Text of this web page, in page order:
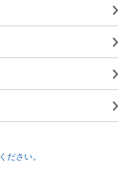
ださい。